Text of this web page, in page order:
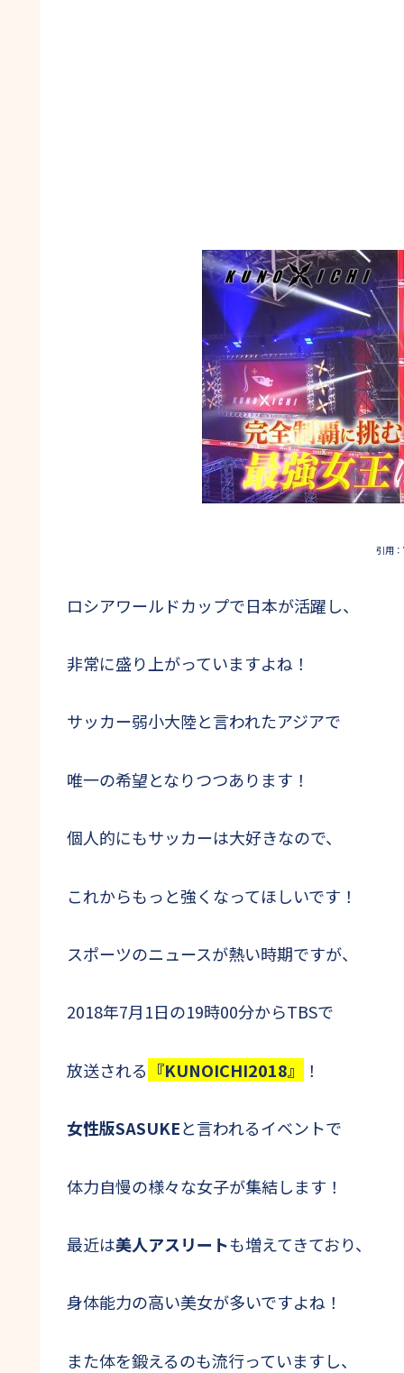
引用
ロシアワールドカップで日本が活躍し、
非常に盛り上がっていますよね！
サッカー弱小大陸と言われたアジアで
唯一の希望となりつつあります！
個人的にもサッカーは大好きなので、
これからもっと強くなってほしいです！
スポーツのニュースが熱い時期ですが、
2018年7月1日の19時00分からTBSで
放送される 『KUNOICHI2018』 ！
女性版SASUKEと言われるイベントで
体力自慢の様々な女子が集結します！
最近は美人アスリートも増えてきており、
身体能力の高い美女が多いですよね！
また体を鍛えるのも流行っていますし、